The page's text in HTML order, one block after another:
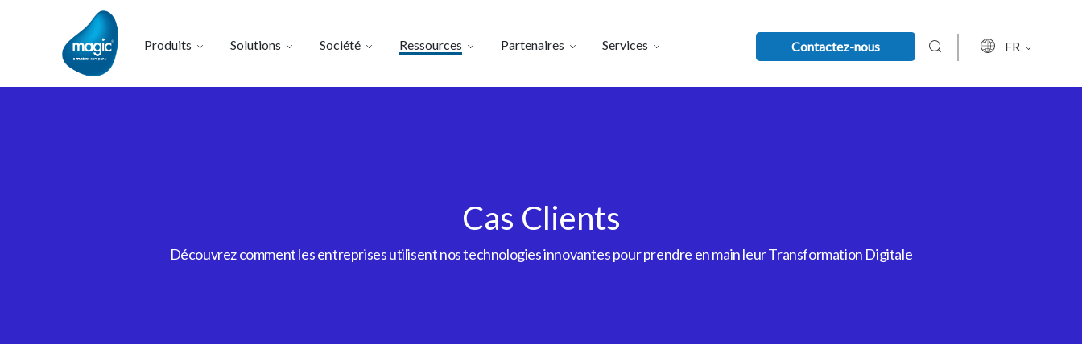
Produits Solutions Société Ressources Partenaires Services Contactez-nous FR
Cas Clients
Découvrez comment les entreprises utilisent nos technologies innovantes pour prendre en main leur Transformation Digitale